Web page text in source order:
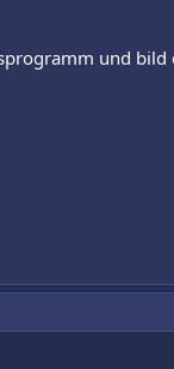
und bild